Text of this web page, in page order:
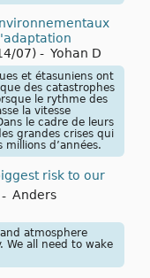
07) - Yohan D
et étasuniens ont
des catastrophes
le rythme des
la vitesse
le cadre de leurs
grandes crises qui
d’années.
risk to our
- Anders
atmosphere
We all need to wake